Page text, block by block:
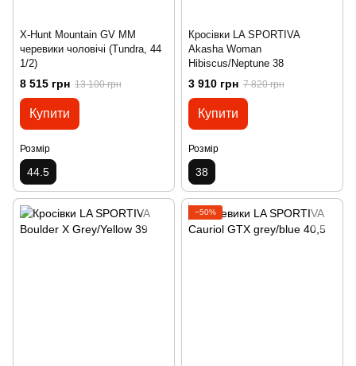
X-Hunt Mountain GV MM
черевики чоловічі (Tundra, 44
1/2)
8 515 грн 13 100 грн
Купити
Розмір
44.5
Кросівки LA SPORTIVA
Akasha Woman
Hibiscus/Neptune 38
3 910 грн 7 820 грн
Купити
Розмір
38
−50%